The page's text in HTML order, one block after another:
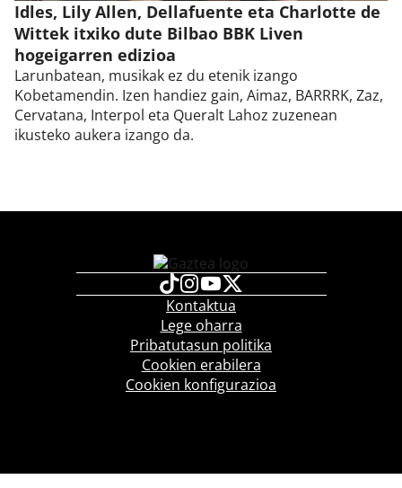
Idles, Lily Allen, Dellafuente eta Charlotte de
Wittek itxiko dute Bilbao BBK Liven
hogeigarren edizioa
Larunbatean, musikak ez du etenik izango
Kobetamendin. Izen handiez gain, Aimaz, BARRRK, Zaz,
Cervatana, Interpol eta Queralt Lahoz zuzenean
ikusteko aukera izango da.
Kontaktua
Lege oharra
Pribatutasun politika
Cookien erabilera
Cookien konfigurazioa